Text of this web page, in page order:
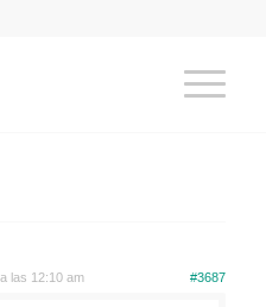
las 12:10 am #3687